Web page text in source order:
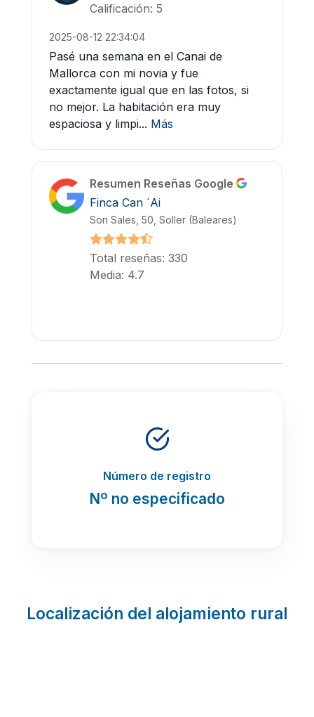
Calificación: 5
2025-08-12 22:34:04
Pasé una semana en el Canai de
Mallorca con mi novia y fue
exactamente igual que en las fotos, si
no mejor. La habitación era muy
espaciosa y limpi... Más
Resumen Reseñas Google
Finca Can ´Ai
Son Sales, 50, Soller (Baleares)
Total reseñas: 330
Media: 4.7
Número de registro
Nº no especificado
Localización del alojamiento rural